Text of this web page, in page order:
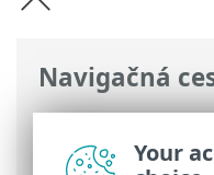
Navigačná
ESET Online
PrávneYour